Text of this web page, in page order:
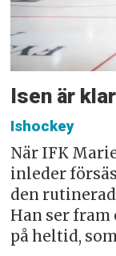
Isen är
Ishockey
När IFK
inleder
den
Han ser fram
på heltid,